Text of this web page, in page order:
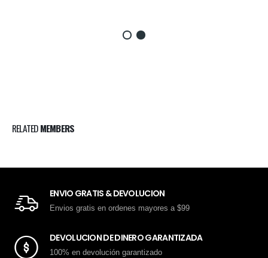
RELATEDMEMBERS
ENVIO GRATIS & DEVOLUCION
Envios gratis en ordenes mayores a $99
DEVOLUCION DE DINERO GARANTIZADA
100% en devolución garantizado